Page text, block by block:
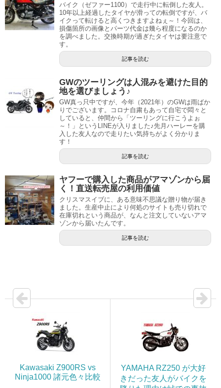
バイク（ゼファー1100）で走行中に転倒した友人。
10年以上経過したタイヤが滑っての転倒ですが、バ
イクって転けると高くつきますよねぇ～！今回は、
損傷箇所の画像とパーツ代金は幾ら程度になるのか
を調べました。交換時期が過ぎたタイヤは要注意で
す。
記事を読む
GWのツーリングは人混みを避けた目的
地を選びましょう♪
GW真っ只中ですが、今年（2021年）のGWは雨ばか
りでございます。コロナ自粛もあって自宅で悶々と
していると、仲間から「ツーリングに行こうよぉ
～！」というLINEが入りました♪先月ハーレーを購
入した友人なので走りたい気持ちがよく分かりま
す！
記事を読む
ヤフーで購入した商品がアマゾンから届
く！直送転売屋の利用価値
クリスマスイブに、ある意味不思議な贈り物が届き
ました。生産中止により何処のサイトも売り切れで
在庫切れという商品が、なんと注文していないアマ
ゾンから届いたんです。
記事を読む
Kawasaki Z900RS vs
Ninja1000 諸元色々比較
YAMAHA RZ250 が大好
きだった友人がバイクを